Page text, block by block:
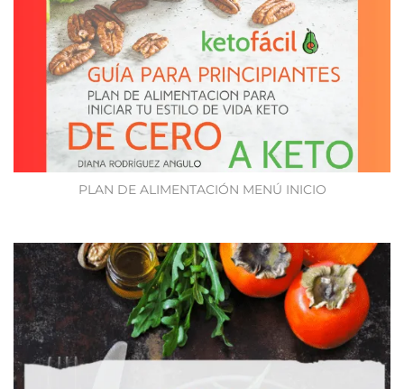
PLAN DE ALIMENTACIÓN MENÚ INICIO